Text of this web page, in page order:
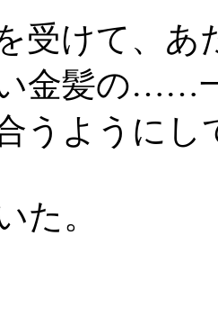
受けて、あ
金髪の……
うようにし
た。